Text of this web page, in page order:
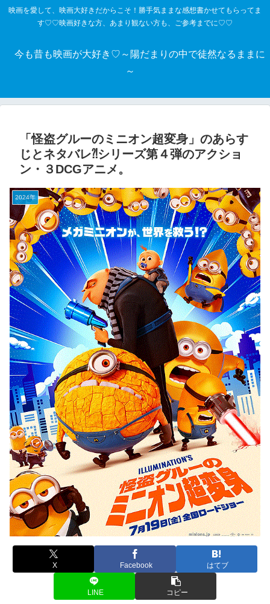
映画を愛して、映画大好きだからこそ！勝手気ままな感想書かせてもらってま
す♡♡映画好きな方、あまり観ない方も、ご参考までに♡♡
今も昔も映画が大好き♡～陽だまりの中で徒然なるままに
～
「怪盗グルーのミニオン超変身」のあらす
じとネタバレ⁈シリーズ第４弾のアクショ
ン・３DCGアニメ。
2024年
X Facebook はてブ
LINE コピー